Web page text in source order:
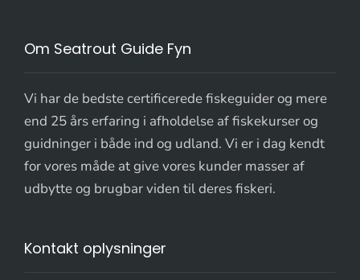
Om Seatrout Guide Fyn
Vi har de bedste certificerede fiskeguider og mere
end 25 års erfaring i afholdelse af fiskekurser og
guidninger i både ind og udland. Vi er i dag kendt
for vores måde at give vores kunder masser af
udbytte og brugbar viden til deres fiskeri.
Kontakt oplysninger